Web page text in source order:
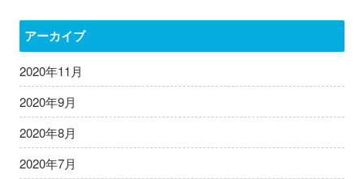
アーカイブ
2020年11月
2020年9月
2020年8月
2020年7月